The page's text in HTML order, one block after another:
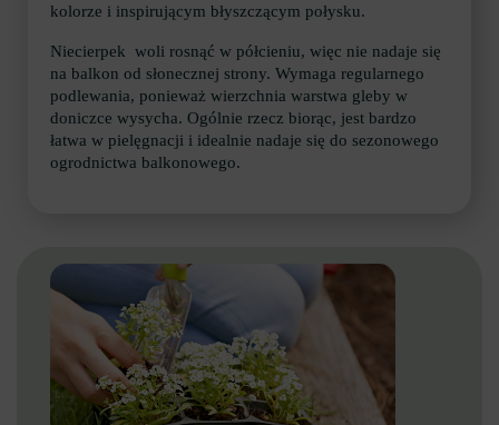
kolorze i inspirującym błyszczącym połysku.
Niecierpek woli rosnąć w półcieniu, więc nie nadaje się
na balkon od słonecznej strony. Wymaga regularnego
podlewania, ponieważ wierzchnia warstwa gleby w
doniczce wysycha. Ogólnie rzecz biorąc, jest bardzo
łatwa w pielęgnacji i idealnie nadaje się do sezonowego
ogrodnictwa balkonowego.